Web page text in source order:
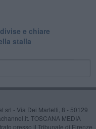
e chiare
stalla
srl - Via Dei Martelli, 8 - 50129
TOSCANA MEDIA
presso il Tribunale di Firenze